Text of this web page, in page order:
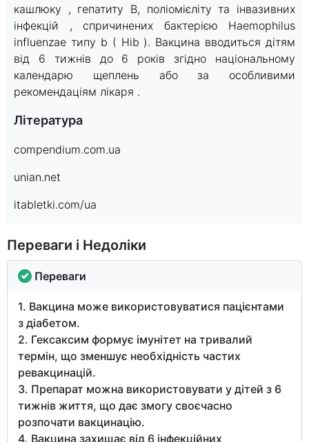
кашлюку , гепатиту B, поліомієліту та інвазивних
інфекцій , спричинених бактерією Haemophilus
influenzae типу b ( Hіb ). Вакцина вводиться дітям
від 6 тижнів до 6 років згідно національному
календарю щеплень або за особливими
рекомендаціям лікаря .
Література
compendium.com.ua
unian.net
itabletki.com/ua
Переваги і Недоліки
Переваги
1. Вакцина може використовуватися пацієнтами
з діабетом.
2. Гексаксим формує імунітет на тривалий
термін, що зменшує необхідність частих
ревакцинацій.
3. Препарат можна використовувати у дітей з 6
тижнів життя, що дає змогу своєчасно
розпочати вакцинацію.
4. Вакцина захищає від 6 інфекційних